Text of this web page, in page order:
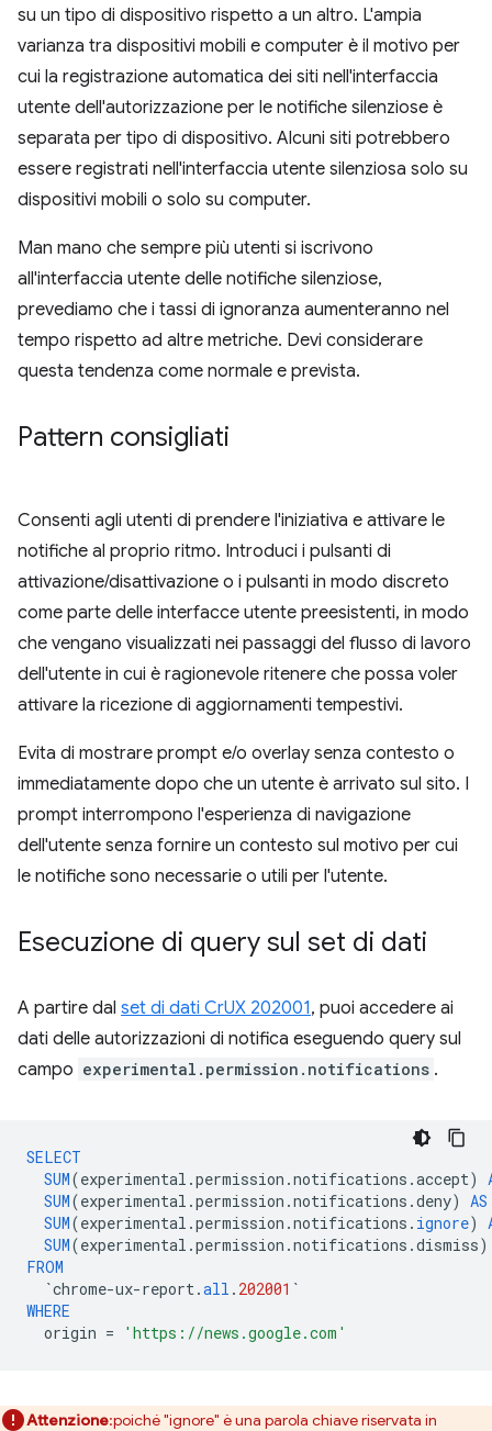
su un tipo di dispositivo rispetto a un altro. L'ampia
varianza tra dispositivi mobili e computer è il motivo per
cui la registrazione automatica dei siti nell'interfaccia
utente dell'autorizzazione per le notifiche silenziose è
separata per tipo di dispositivo. Alcuni siti potrebbero
essere registrati nell'interfaccia utente silenziosa solo su
dispositivi mobili o solo su computer.
Man mano che sempre più utenti si iscrivono
all'interfaccia utente delle notifiche silenziose,
prevediamo che i tassi di ignoranza aumenteranno nel
tempo rispetto ad altre metriche. Devi considerare
questa tendenza come normale e prevista.
Pattern consigliati
Consenti agli utenti di prendere l'iniziativa e attivare le
notifiche al proprio ritmo. Introduci i pulsanti di
attivazione/disattivazione o i pulsanti in modo discreto
come parte delle interfacce utente preesistenti, in modo
che vengano visualizzati nei passaggi del flusso di lavoro
dell'utente in cui è ragionevole ritenere che possa voler
attivare la ricezione di aggiornamenti tempestivi.
Evita di mostrare prompt e/o overlay senza contesto o
immediatamente dopo che un utente è arrivato sul sito. I
prompt interrompono l'esperienza di navigazione
dell'utente senza fornire un contesto sul motivo per cui
le notifiche sono necessarie o utili per l'utente.
Esecuzione di query sul set di dati
A partire dal set di dati CrUX 202001, puoi accedere ai
dati delle autorizzazioni di notifica eseguendo query sul
campo experimental.permission.notifications .
SELECT
SUM(experimental .permission .notifications .accept)
SUM(experimental .permission .notifications .deny) AS
SUM(experimental .permission .notifications . ignore)
SUM(experimental .permission .notifications .dismiss)
FROM
`chrome-ux-report.all . 202001 `
WHERE
origin = 'https://news.google.com'
Attenzione:poiché "ignore" è una parola chiave riservata in